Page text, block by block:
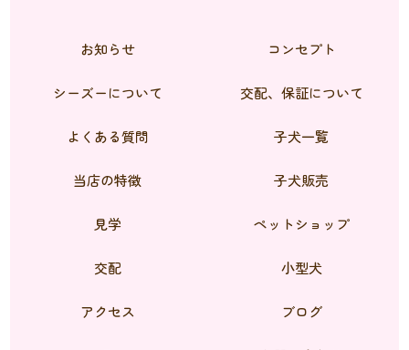
お知らせ コンセプト
シーズーについて 交配、保証について
よくある質問 子犬一覧
当店の特徴 子犬販売
見学 ペットショップ
交配 小型犬
アクセス ブログ